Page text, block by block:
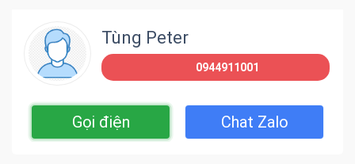
Tùng Peter
0944911001
Gọi điện Chat Zalo